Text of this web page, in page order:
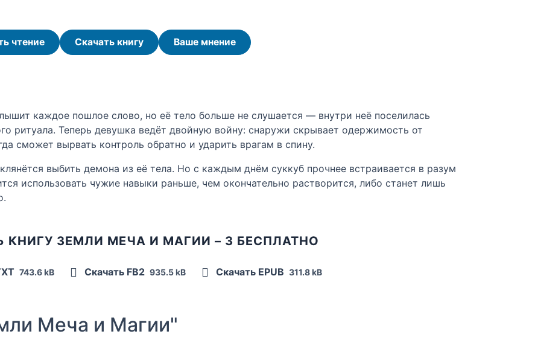
чтение Скачать книгу Ваше мнение
каждое пошлое слово, но её тело больше не слушается — внутри неё поселилась
ритуала. Теперь девушка ведёт двойную войну: снаружи скрывает одержимость от
сможет вырвать контроль обратно и ударить врагам в спину.
выбить демона из её тела. Но с каждым днём суккуб прочнее встраивается в разум
использовать чужие навыки раньше, чем окончательно растворится, либо станет лишь
КНИГУ ЗЕМЛИ МЕЧА И МАГИИ – 3 БЕСПЛАТНО
743.6 kB Скачать FB2 935.5 kB Скачать EPUB 311.8 kB
Меча и Магии"